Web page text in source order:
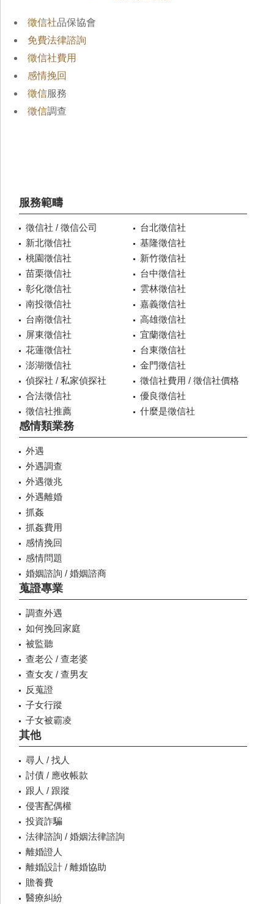
徵信社品保協會
免費法律諮詢
徵信社費用
感情挽回
徵信服務
徵信調查
服務範疇
徵信社 / 徵信公司
台北徵信社
新北徵信社
基隆徵信社
桃園徵信社
新竹徵信社
苗栗徵信社
台中徵信社
彰化徵信社
雲林徵信社
南投徵信社
嘉義徵信社
台南徵信社
高雄徵信社
屏東徵信社
宜蘭徵信社
花蓮徵信社
台東徵信社
澎湖徵信社
金門徵信社
偵探社 / 私家偵探社
徵信社費用 / 徵信社價格
合法徵信社
優良徵信社
徵信社推薦
什麼是徵信社
感情類業務
外遇
外遇調查
外遇徵兆
外遇離婚
抓姦
抓姦費用
感情挽回
感情問題
婚姻諮詢 / 婚姻諮商
蒐證專業
調查外遇
如何挽回家庭
被監聽
查老公 / 查老婆
查女友 / 查男友
反蒐證
子女行蹤
子女被霸凌
其他
尋人 / 找人
討債 / 應收帳款
跟人 / 跟蹤
侵害配偶權
投資詐騙
法律諮詢 / 婚姻法律諮詢
離婚證人
離婚設計 / 離婚協助
贍養費
醫療糾紛